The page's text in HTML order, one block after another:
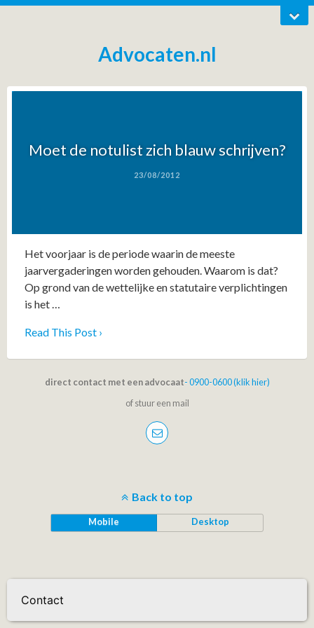
Advocaten.nl
Moet de notulist zich blauw schrijven?
23/08/2012
Het voorjaar is de periode waarin de meeste
jaarvergaderingen worden gehouden. Waarom is dat?
Op grond van de wettelijke en statutaire verplichtingen
is het …
Read This Post ›
direct contact met een advocaat- 0900-0600 (klik hier)
of stuur een mail
Back to top
Mobile Desktop
Contact